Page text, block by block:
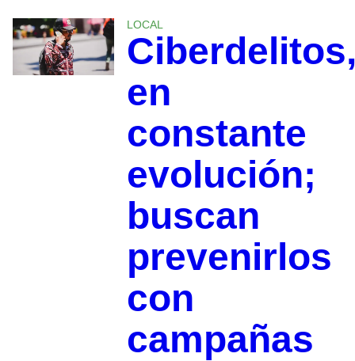
LOCAL
en
constante
evolución;
buscan
prevenirlos
con
campañas